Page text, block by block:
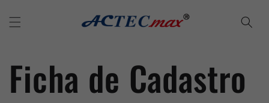
conteúdo
Ficha de Cadastro